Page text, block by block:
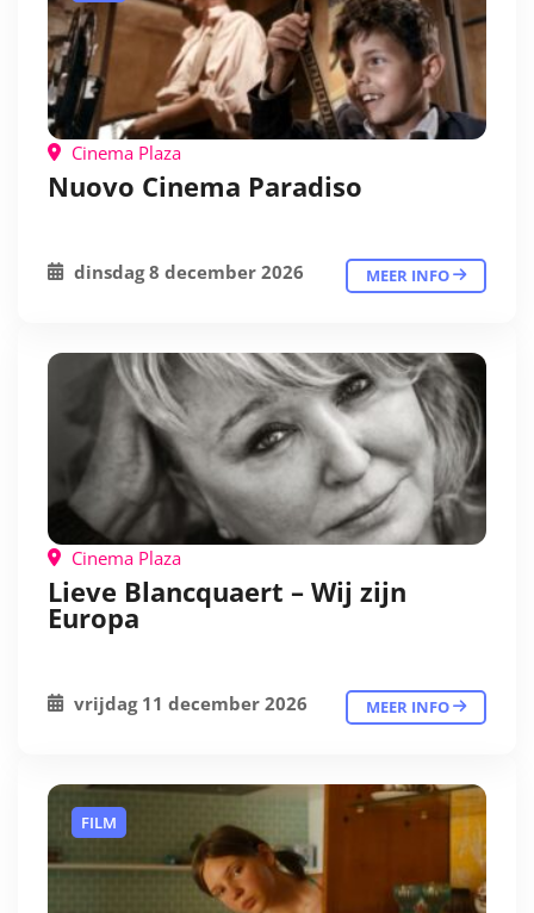
Cinema Plaza
Nuovo Cinema Paradiso
dinsdag 8 december 2026 MEER INFO
Cinema Plaza
Lieve Blancquaert – Wij zijn
Europa
vrijdag 11 december 2026 MEER INFO
FILM